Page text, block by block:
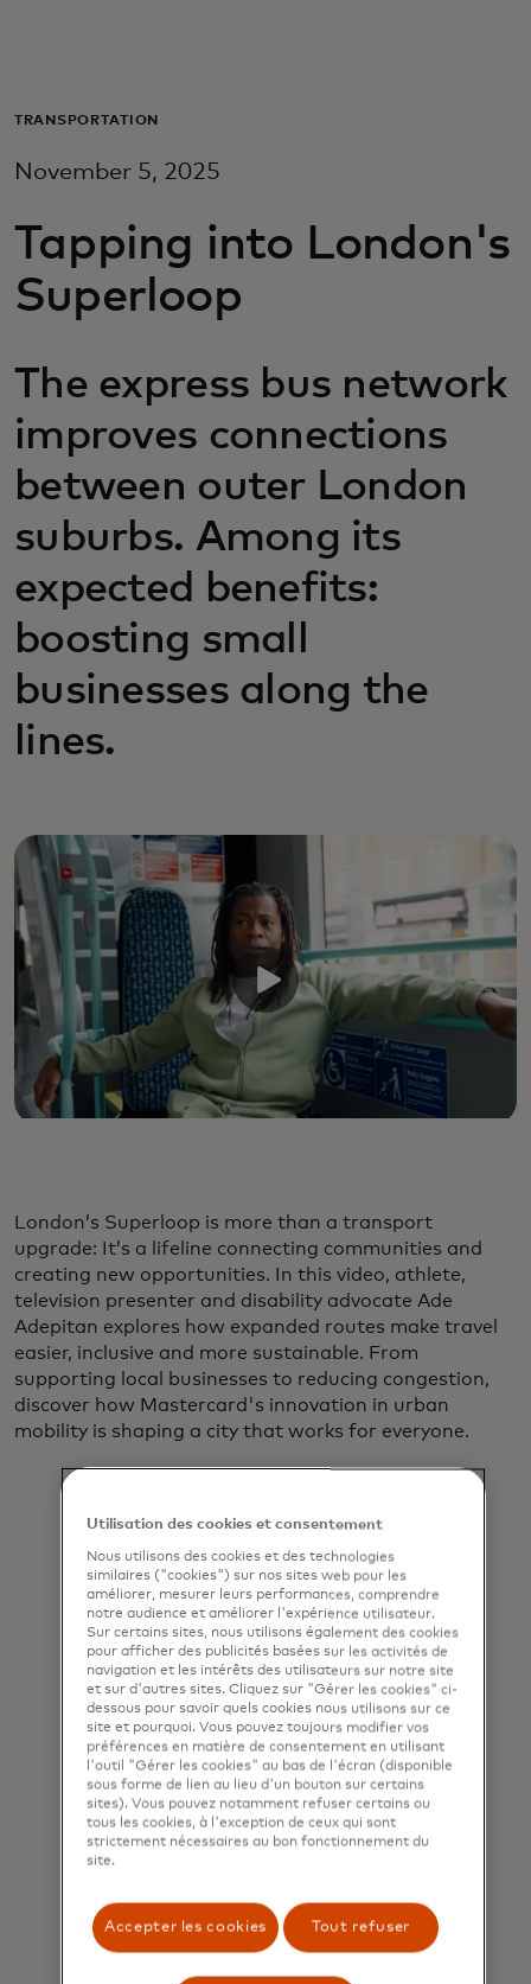
Pour les professionnels
Pour les innovateurs
TRANSPORTATION
November 5, 2025
Tapping into London's
Superloop
The express bus network
improves connections
between outer London
suburbs. Among its
expected benefits:
boosting small
businesses along the
lines.
London’s Superloop is more than a transport
upgrade: It’s a lifeline connecting communities and
creating new opportunities. In this video, athlete,
television presenter and disability advocate Ade
Adepitan explores how expanded routes make travel
easier, inclusive and more sustainable. From
supporting local businesses to reducing congestion,
discover how Mastercard's innovation in urban
mobility is shaping a city that works for everyone.
Car as mobile wallet?
Find out how vehicle connectivity
and in-car payments are simplifying
toll road fees and opening other
Utilisation des cookies et consentement
Nous utilisons des cookies et des technologies
similaires ("cookies") sur nos sites web pour les
améliorer, mesurer leurs performances, comprendre
notre audience et améliorer l'expérience utilisateur.
Sur certains sites, nous utilisons également des cookies
pour afficher des publicités basées sur les activités de
navigation et les intérêts des utilisateurs sur notre site
et sur d'autres sites. Cliquez sur "Gérer les cookies" ci-
dessous pour savoir quels cookies nous utilisons sur ce
site et pourquoi. Vous pouvez toujours modifier vos
préférences en matière de consentement en utilisant
l'outil "Gérer les cookies" au bas de l'écran (disponible
sous forme de lien au lieu d'un bouton sur certains
sites). Vous pouvez notamment refuser certains ou
tous les cookies, à l'exception de ceux qui sont
strictement nécessaires au bon fonctionnement du
site.
Accepter les cookies Tout refuser